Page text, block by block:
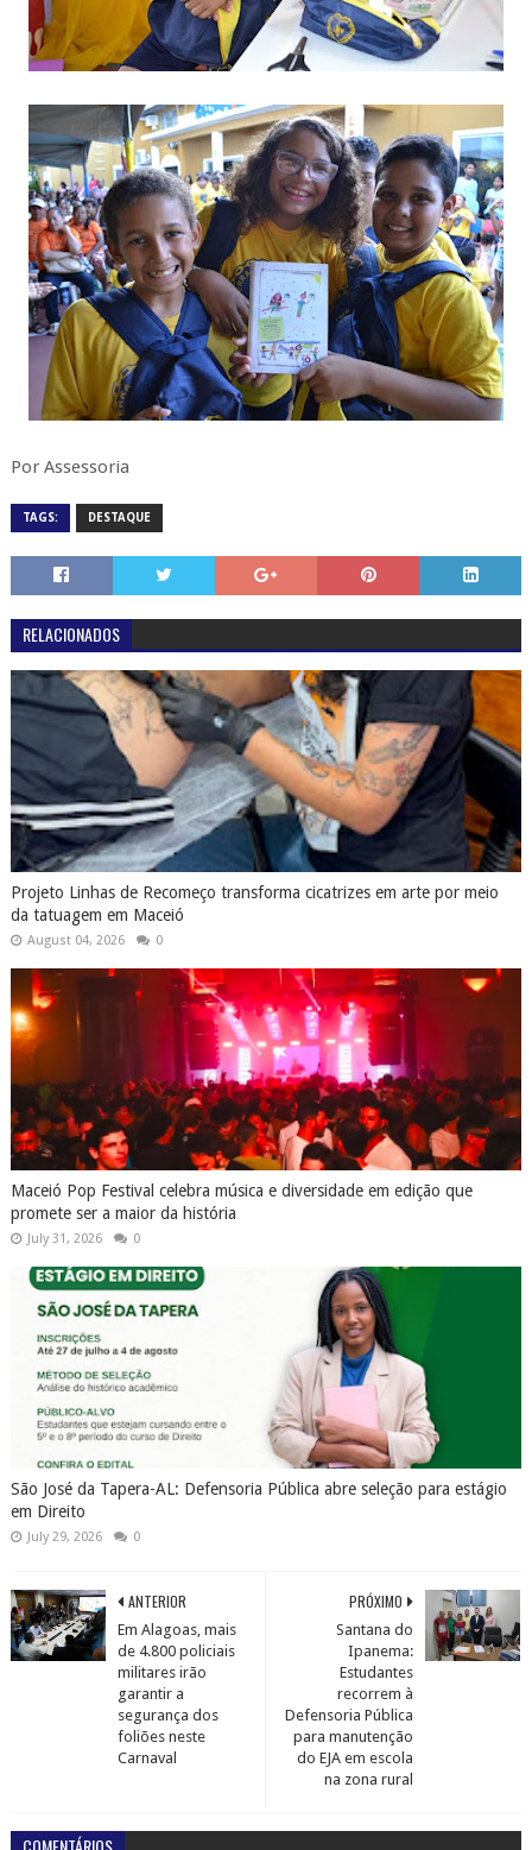
Por Assessoria
TAGS: DESTAQUE
RELACIONADOS
Projeto Linhas de Recomeço transforma cicatrizes em arte por meio
da tatuagem em Maceió
August 04, 2026 0
Maceió Pop Festival celebra música e diversidade em edição que
promete ser a maior da história
July 31, 2026 0
São José da Tapera-AL: Defensoria Pública abre seleção para estágio
em Direito
July 29, 2026 0
PRÓXIMO
Santana do
Ipanema:
Estudantes
recorrem à
Defensoria Pública
para manutenção
do EJA em escola
na zona rural
ANTERIOR
Em Alagoas, mais
de 4.800 policiais
militares irão
garantir a
segurança dos
foliões neste
Carnaval